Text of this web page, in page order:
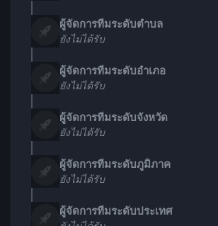
ผู้จัดการทีมระดับตำบล
ยังไม่ได้รับ
ผู้จัดการทีมระดับอำเภอ
ยังไม่ได้รับ
ผู้จัดการทีมระดับจังหวัด
ยังไม่ได้รับ
ผู้จัดการทีมระดับภูมิภาค
ยังไม่ได้รับ
ผู้จัดการทีมระดับประเทศ